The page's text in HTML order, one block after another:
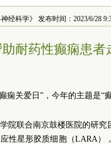
经科学》 发布时间：2023/6/28
耐药性癫痫患者
痫关爱日”，今年的主题是“
院联合南京鼓楼医院的研
性星形胶质细胞（LARA）